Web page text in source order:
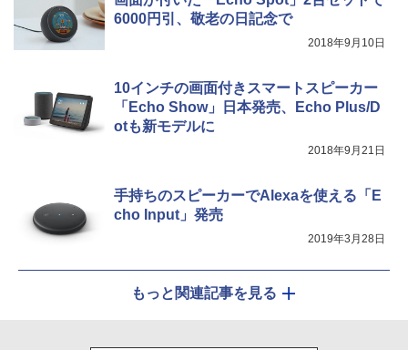
6000円引、敬老の日記念で
2018年9月10日
10インチの画面付きスマートスピーカー
「Echo Show」日本発売、Echo Plus/D
otも新モデルに
2018年9月21日
手持ちのスピーカーでAlexaを使える「E
cho Input」発売
2019年3月28日
もっと関連記事を見る